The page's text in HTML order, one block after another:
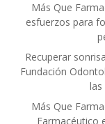
Más Que
esfuerzos para
Recuperar
Fundación
las
Más Que
Farmacéutico